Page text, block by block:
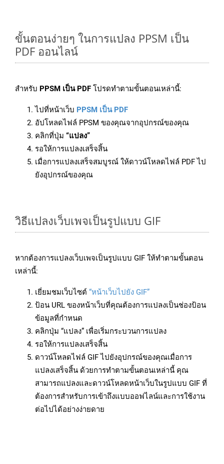
ขั้นตอนง่ายๆ ในการแปลง PPSM เป็น
PDF ออนไลน์
สำหรับ PPSM เป็น PDF โปรดทำตามขั้นตอนเหล่านี้:
ไปที่หน้าเว็บ PPSM เป็น PDF
อัปโหลดไฟล์ PPSM ของคุณจากอุปกรณ์ของคุณ
คลิกที่ปุ่ม “แปลง”
รอให้การแปลงเสร็จสิ้น
เมื่อการแปลงเสร็จสมบูรณ์ ให้ดาวน์โหลดไฟล์ PDF ไป
ยังอุปกรณ์ของคุณ
วิธีแปลงเว็บเพจเป็นรูปแบบ GIF
หากต้องการแปลงเว็บเพจเป็นรูปแบบ GIF ให้ทำตามขั้นตอน
เหล่านี้:
เยี่ยมชมเว็บไซต์ “หน้าเว็บไปยัง GIF”
ป้อน URL ของหน้าเว็บที่คุณต้องการแปลงเป็นช่องป้อน
ข้อมูลที่กำหนด
คลิกปุ่ม “แปลง” เพื่อเริ่มกระบวนการแปลง
รอให้การแปลงเสร็จสิ้น
ดาวน์โหลดไฟล์ GIF ไปยังอุปกรณ์ของคุณเมื่อการ
แปลงเสร็จสิ้น ด้วยการทำตามขั้นตอนเหล่านี้ คุณ
สามารถแปลงและดาวน์โหลดหน้าเว็บในรูปแบบ GIF ที่
ต้องการสำหรับการเข้าถึงแบบออฟไลน์และการใช้งาน
ต่อไปได้อย่างง่ายดาย